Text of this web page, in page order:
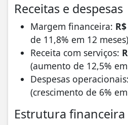
Receitas e despesas
Margem financeira:
de 11,8% em 12
Receita com serviços:
(aumento de 12,5%
Despesas operacionais:
(crescimento de 6%
Estrutura financeira